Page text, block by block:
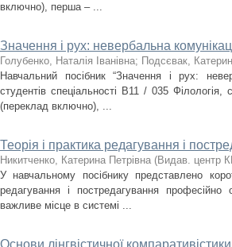
включно), перша – ...
Значення і рух: невербальна
Голубенко, Наталія Іванівна; Подсєвак,
Навчальний посібник “Значення і рух:
студентів спеціальності В11 / 035 Філологія,
(переклад включно), ...
Теорія і практика редагування і
Никитченко, Катерина Петрівна (Видав. центр
У навчальному посібнику представлено
редагування і постредагування професійно
важливе місце в системі ...
Основи лінгвістичної